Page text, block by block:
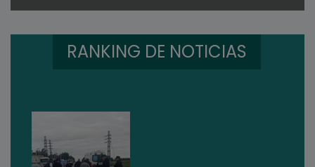
RANKING DE NOTICIAS